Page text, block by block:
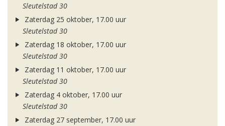
Sleutelstad 30
Zaterdag 25 oktober, 17.00 uur
Sleutelstad 30
Zaterdag 18 oktober, 17.00 uur
Sleutelstad 30
Zaterdag 11 oktober, 17.00 uur
Sleutelstad 30
Zaterdag 4 oktober, 17.00 uur
Sleutelstad 30
Zaterdag 27 september, 17.00 uur